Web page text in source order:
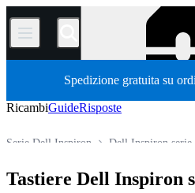
/
Spedizione gratuita su
RicambiGuideRisposte
Dell Inspiron serie
Serie Dell Inspiron
Tastiere Dell Inspiron